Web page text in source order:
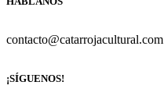
contacto@catarrojacultural.com
¡SÍGUENOS!